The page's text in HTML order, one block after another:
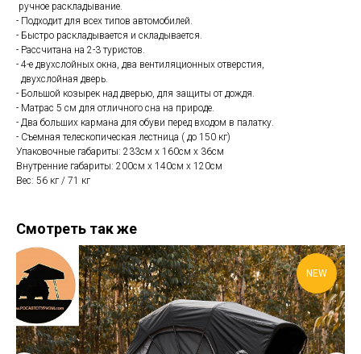
ручное раскладывание.
- Подходит для всех типов автомобилей.
- Быстро раскладывается и складывается.
- Рассчитана на 2-3 туристов.
- 4-е двухслойных окна, два вентиляционных отверстия,
двухслойная дверь.
- Большой козырек над дверью, для защиты от дождя.
- Матрас 5 см для отличного сна на природе.
- Два больших кармана для обуви перед входом в палатку.
- Съемная телескопическая лестница ( до 150 кг)
Упаковочные габариты: 233см х 160см х 36см
Внутренние габариты: 200см х 140см х 120см
Вес: 56 кг / 71 кг
Смотреть так же
NEW